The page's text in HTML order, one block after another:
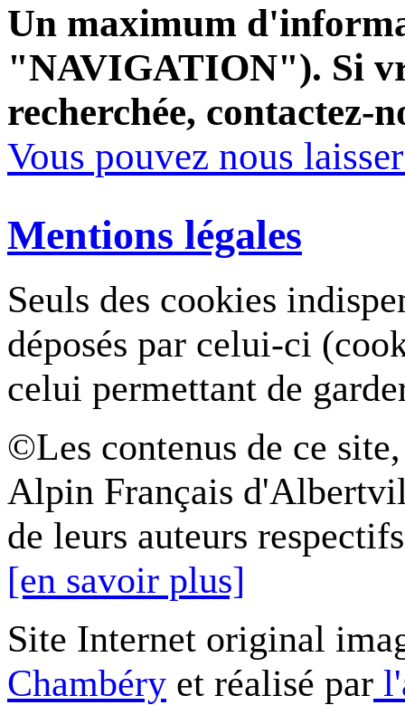
Un maximum
"NAVIGATION"). Si
recherchée, contactez-
Vous pouvez nous
Mentions légales
Seuls des cookies
déposés par celui-ci
celui permettant de
©Les contenus de ce
Alpin Français
de leurs auteurs
[en savoir plus]
Site Internet original
Chambéry et réalisé par